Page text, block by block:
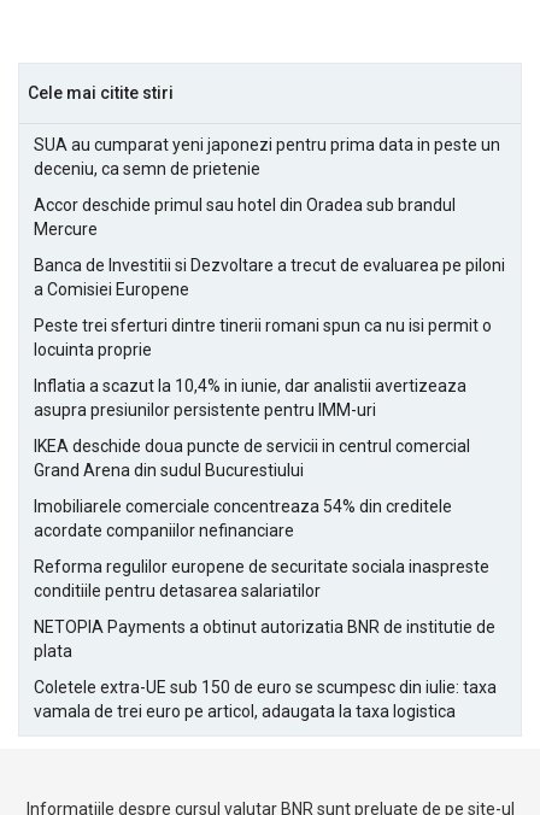
Cele mai citite stiri
SUA au cumparat yeni japonezi pentru prima data in peste un
deceniu, ca semn de prietenie
Accor deschide primul sau hotel din Oradea sub brandul
Mercure
Banca de Investitii si Dezvoltare a trecut de evaluarea pe piloni
a Comisiei Europene
Peste trei sferturi dintre tinerii romani spun ca nu isi permit o
locuinta proprie
Inflatia a scazut la 10,4% in iunie, dar analistii avertizeaza
asupra presiunilor persistente pentru IMM-uri
IKEA deschide doua puncte de servicii in centrul comercial
Grand Arena din sudul Bucurestiului
Imobiliarele comerciale concentreaza 54% din creditele
acordate companiilor nefinanciare
Reforma regulilor europene de securitate sociala inaspreste
conditiile pentru detasarea salariatilor
NETOPIA Payments a obtinut autorizatia BNR de institutie de
plata
Coletele extra-UE sub 150 de euro se scumpesc din iulie: taxa
vamala de trei euro pe articol, adaugata la taxa logistica
Informațiile despre cursul valutar BNR sunt preluate de pe site-ul